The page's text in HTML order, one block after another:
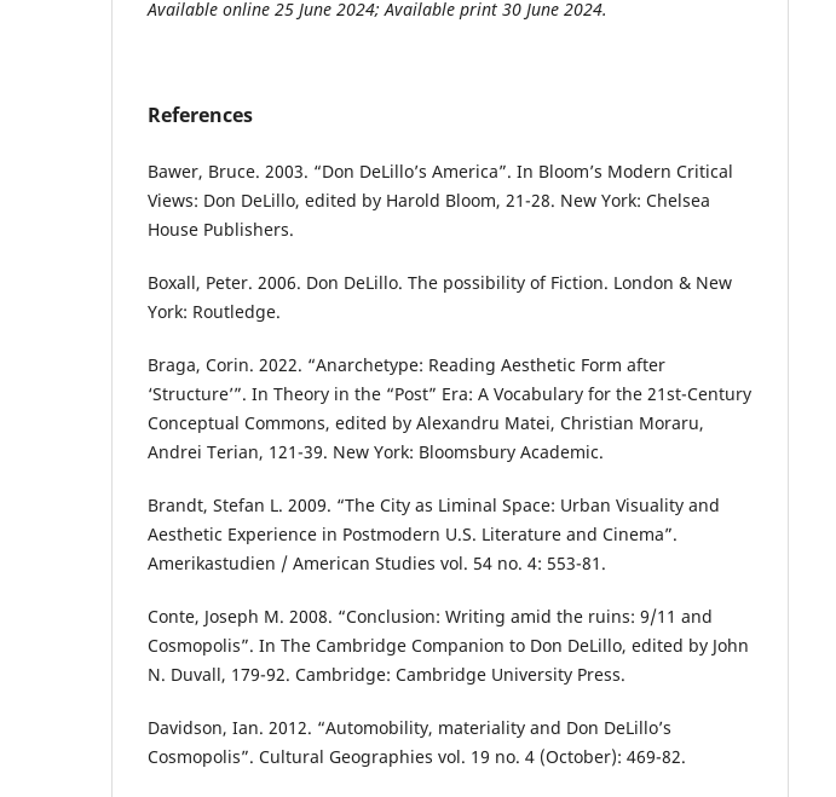
Available online 25 June 2024; Available print 30 June 2024.
References
Bawer, Bruce. 2003. “Don DeLillo’s America”. In Bloom’s Modern Critical
Views: Don DeLillo, edited by Harold Bloom, 21-28. New York: Chelsea
House Publishers.
Boxall, Peter. 2006. Don DeLillo. The possibility of Fiction. London & New
York: Routledge.
Braga, Corin. 2022. “Anarchetype: Reading Aesthetic Form after
‘Structure’”. In Theory in the “Post” Era: A Vocabulary for the 21st-Century
Conceptual Commons, edited by Alexandru Matei, Christian Moraru,
Andrei Terian, 121-39. New York: Bloomsbury Academic.
Brandt, Stefan L. 2009. “The City as Liminal Space: Urban Visuality and
Aesthetic Experience in Postmodern U.S. Literature and Cinema”.
Amerikastudien / American Studies vol. 54 no. 4: 553-81.
Conte, Joseph M. 2008. “Conclusion: Writing amid the ruins: 9/11 and
Cosmopolis”. In The Cambridge Companion to Don DeLillo, edited by John
N. Duvall, 179-92. Cambridge: Cambridge University Press.
Davidson, Ian. 2012. “Automobility, materiality and Don DeLillo’s
Cosmopolis”. Cultural Geographies vol. 19 no. 4 (October): 469-82.